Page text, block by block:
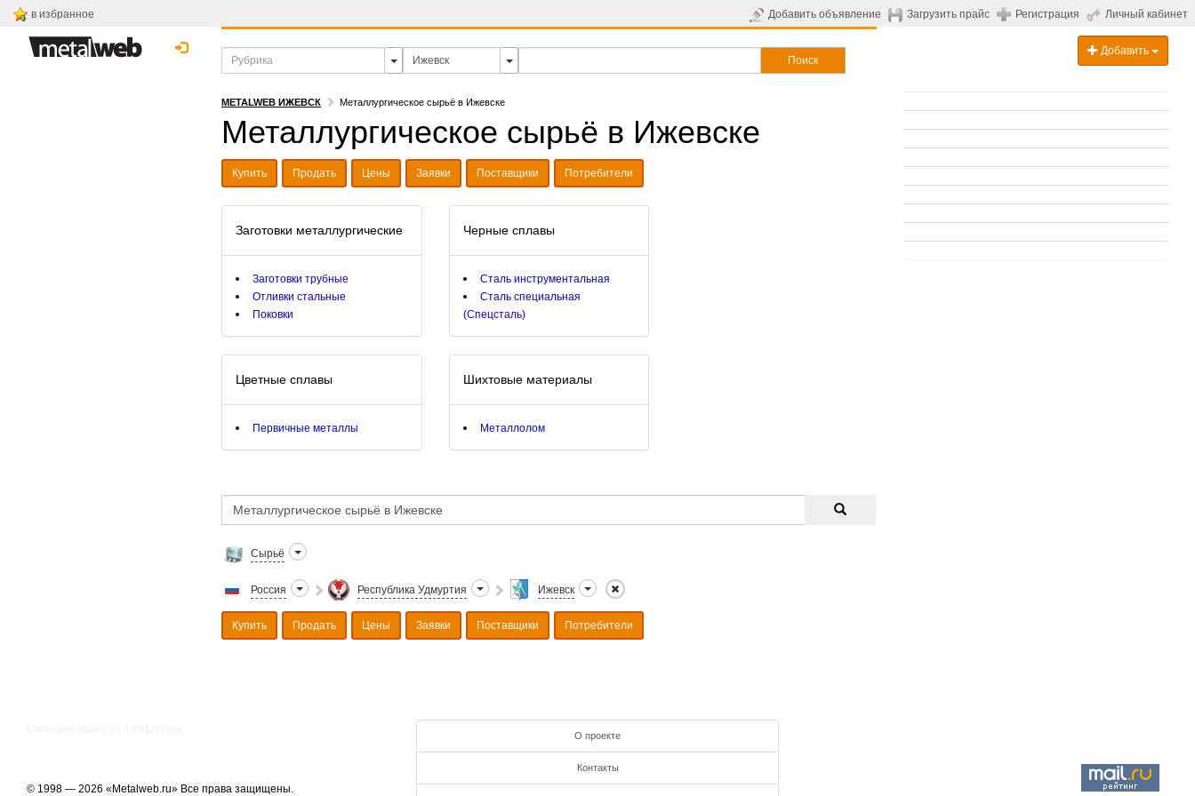
в избранное Добавить объявление Загрузить прайс Регистрация Личный кабинет
Поиск
Добавить
METALWEB ИЖЕВСК Металлургическое сырьё в Ижевске
Металлургическое сырьё в Ижевске
Купить Продать Цены Заявки Поставщики Потребители
Заготовки металлургические
Заготовки трубные
Отливки стальные
Поковки
Цветные сплавы
Первичные металлы
Черные сплавы
Сталь инструментальная
Сталь специальная
(Спецсталь)
Шихтовые материалы
Металлолом
Сырьё
Россия Республика Удмуртия Ижевск
Купить Продать Цены Заявки Поставщики Потребители
© 1998 — 2026 «Metalweb.ru» Все права защищены.
О проекте
Контакты